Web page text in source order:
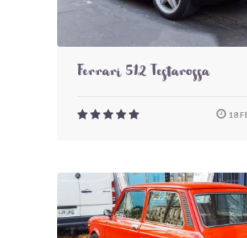
Ferrari 512 Testarossa
18